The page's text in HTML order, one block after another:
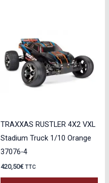
TRAXXAS RUSTLER 4X2 VXL
Stadium Truck 1/10 Orange
37076-4
420,50€ TTC